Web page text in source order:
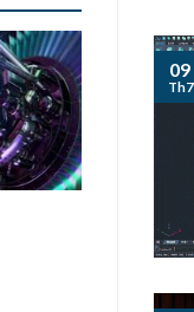
09
Th7